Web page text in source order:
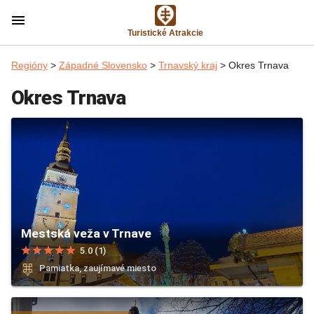
menu
Turistické Atrakcie
Regióny > Západné Slovensko > Trnavský kraj > Okres Trnava
Okres Trnava
Mestská veža v Trnave
starstarstarstarstar 5.0 (1)
Pamiatka, zaujímavé miesto